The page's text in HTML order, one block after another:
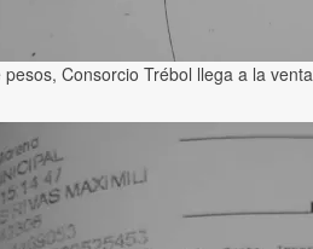
Consorcio Trébol llega a la